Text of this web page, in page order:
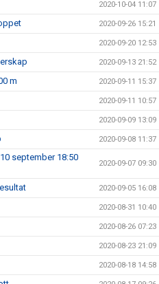
2020-10-04 11:07
2020-09-26 15:21
2020-09-20 12:53
2020-09-13 21:52
m 2020-09-11 15:37
2020-09-11 10:57
2020-09-09 13:09
2020-09-08 11:37
september 18:50
2020-09-07 09:30
2020-09-05 16:08
2020-08-31 10:40
2020-08-26 07:23
2020-08-23 21:09
2020-08-18 14:58